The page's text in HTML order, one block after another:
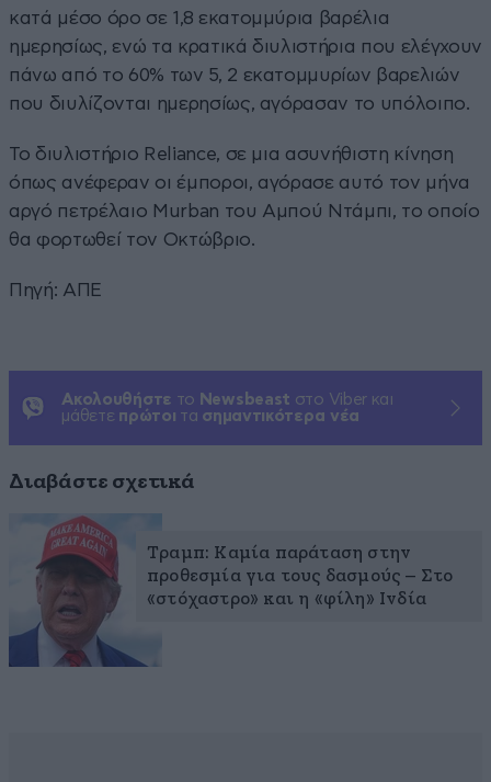
κατά μέσο όρο σε 1,8 εκατομμύρια βαρέλια
ημερησίως, ενώ τα κρατικά διυλιστήρια που ελέγχουν
πάνω από το 60% των 5, 2 εκατομμυρίων βαρελιών
που διυλίζονται ημερησίως, αγόρασαν το υπόλοιπο.
Το διυλιστήριο Reliance, σε μια ασυνήθιστη κίνηση
όπως ανέφεραν οι έμποροι, αγόρασε αυτό τον μήνα
αργό πετρέλαιο Murban του Αμπού Ντάμπι, το οποίο
θα φορτωθεί τον Οκτώβριο.
Πηγή: ΑΠΕ
Ακολουθήστε το Newsbeast στο Viber και
μάθετε πρώτοι τα σημαντικότερα νέα
Διαβάστε σχετικά
Τραμπ: Καμία παράταση στην
προθεσμία για τους δασμούς – Στο
«στόχαστρο» και η «φίλη» Ινδία